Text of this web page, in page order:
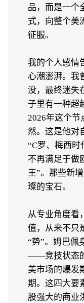
品，而是一个
式，向整个美
征服。
我的个人感情
心潮澎湃。我
没，最终迷失
子里有一种超
2026年这个节
然。这是他对
“C罗、梅西时
不再满足于做
王”。那些新
璨的宝石。
从专业角度看
值，从来不只
“势”。姆巴佩
——竞技状态
美市场的爆发
期。这四大要
股强大的商业